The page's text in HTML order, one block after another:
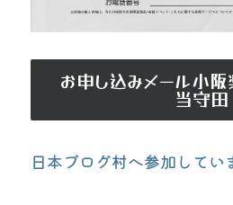
お申し込みメール小
当守田
日本ブログ村へ参加してい